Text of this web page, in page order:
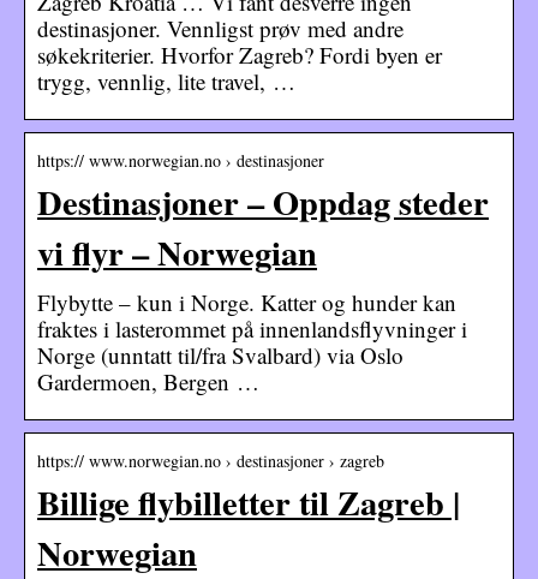
destinasjoner. Vennligst prøv med andre
søkekriterier. Hvorfor Zagreb? Fordi byen er
trygg, vennlig, lite travel, …
https:// www.norwegian.no › destinasjoner
Destinasjoner – Oppdag steder
vi flyr – Norwegian
Flybytte – kun i Norge. Katter og hunder kan
fraktes i lasterommet på innenlandsflyvninger i
Norge (unntatt til/fra Svalbard) via Oslo
Gardermoen, Bergen …
https:// www.norwegian.no › destinasjoner › zagreb
Billige flybilletter til Zagreb |
Norwegian